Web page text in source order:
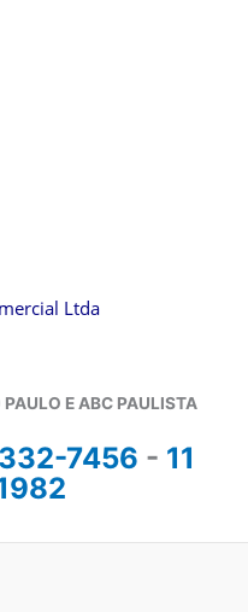
Ltda
E ABC PAULISTA
7456 - 11